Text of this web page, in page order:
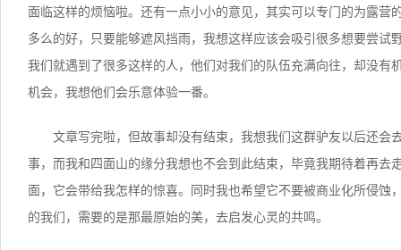
面临这样的烦恼啦。还有一点小小的意见，其实可以专门的为露营
多么的好，只要能够遮风挡雨，我想这样应该会吸引很多想要尝试
我们就遇到了很多这样的人，他们对我们的队伍充满向往，却没有
机会，我想他们会乐意体验一番。
文章写完啦，但故事却没有结束，我想我们这群驴友以后还会
事，而我和四面山的缘分我想也不会到此结束，毕竟我期待着再去
面，它会带给我怎样的惊喜。同时我也希望它不要被商业化所侵蚀
的我们，需要的是那最原始的美，去启发心灵的共鸣。